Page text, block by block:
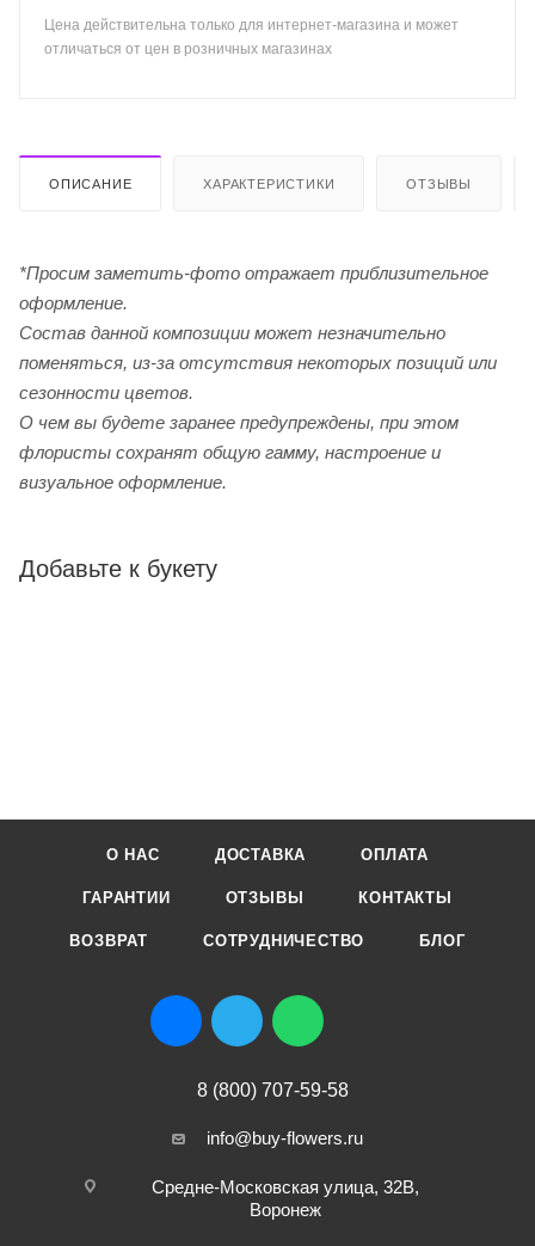
Цена действительна только для интернет-магазина и может
отличаться от цен в розничных магазинах
ОПИСАНИЕ ХАРАКТЕРИСТИКИ ОТЗЫВЫ
*Просим заметить-фото отражает приблизительное
оформление.
Cостав данной композиции может незначительно
поменяться, из-за отсутствия некоторых позиций или
сезонности цветов.
О чем вы будете заранее предупреждены, при этом
флористы сохранят общую гамму, настроение и
визуальное оформление.
Добавьте к букету
О НАС ДОСТАВКА ОПЛАТА
ГАРАНТИИ ОТЗЫВЫ КОНТАКТЫ
ВОЗВРАТ СОТРУДНИЧЕСТВО БЛОГ
8 (800) 707-59-58
info@buy-flowers.ru
Средне-Московская улица, 32В,
Воронеж